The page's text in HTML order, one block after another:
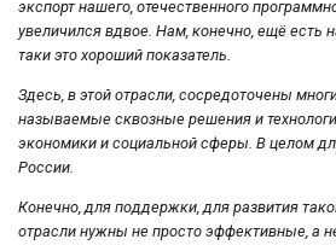
экспорт нашего, отечественного
увеличился вдвое. Нам, конечно, ещё есть
таки это хороший показатель.
Здесь, в этой отрасли, сосредоточены
называемые сквозные решения и
экономики и социальной сферы. В целом
России.
Конечно, для поддержки, для развития
отрасли нужны не просто эффективные, а